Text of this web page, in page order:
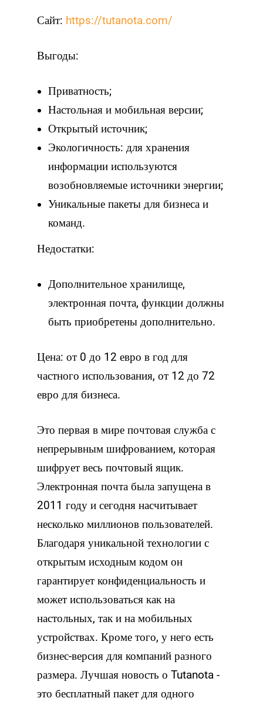
Сайт: https://tutanota.com/
Выгоды:
Приватность;
Настольная и мобильная версии;
Открытый источник;
Экологичность: для хранения
информации используются
возобновляемые источники энергии;
Уникальные пакеты для бизнеса и
команд.
Недостатки:
Дополнительное хранилище,
электронная почта, функции должны
быть приобретены дополнительно.
Цена: от 0 до 12 евро в год для
частного использования, от 12 до 72
евро для бизнеса.
Это первая в мире почтовая служба с
непрерывным шифрованием, которая
шифрует весь почтовый ящик.
Электронная почта была запущена в
2011 году и сегодня насчитывает
несколько миллионов пользователей.
Благодаря уникальной технологии с
открытым исходным кодом он
гарантирует конфиденциальность и
может использоваться как на
настольных, так и на мобильных
устройствах. Кроме того, у него есть
бизнес-версия для компаний разного
размера. Лучшая новость о Tutanota -
это бесплатный пакет для одного